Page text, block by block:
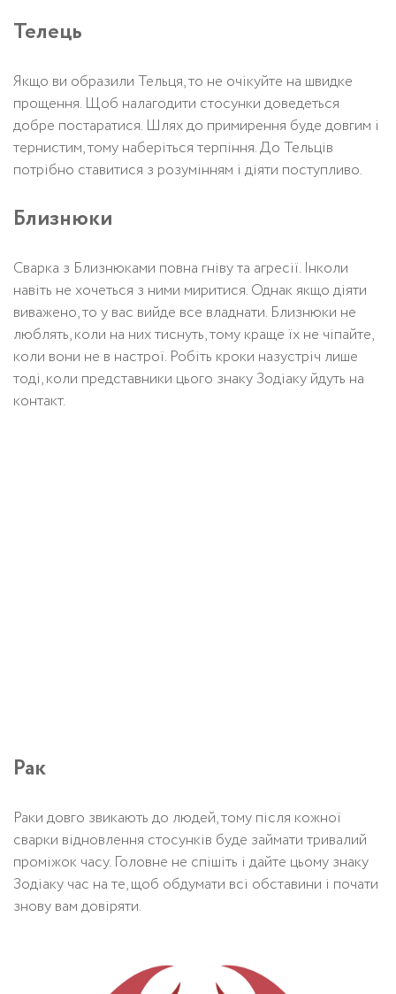
Телець
Якщо ви образили Тельця, то не очікуйте на швидке
прощення. Щоб налагодити стосунки доведеться
добре постаратися. Шлях до примирення буде довгим і
тернистим, тому наберіться терпіння. До Тельців
потрібно ставитися з розумінням і діяти поступливо.
Близнюки
Сварка з Близнюками повна гніву та агресії. Інколи
навіть не хочеться з ними миритися. Однак якщо діяти
виважено, то у вас вийде все владнати. Близнюки не
люблять, коли на них тиснуть, тому краще їх не чіпайте,
коли вони не в настрої. Робіть кроки назустріч лише
тоді, коли представники цього знаку Зодіаку йдуть на
контакт.
Рак
Раки довго звикають до людей, тому після кожної
сварки відновлення стосунків буде займати тривалий
проміжок часу. Головне не спішіть і дайте цьому знаку
Зодіаку час на те, щоб обдумати всі обставини і почати
знову вам довіряти.